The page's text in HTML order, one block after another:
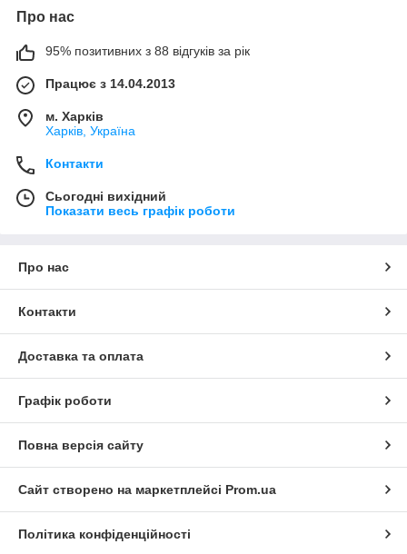
Про нас
95% позитивних з 88 відгуків за рік
Працює з 14.04.2013
м. Харків
Харків, Україна
Контакти
Сьогодні вихідний
Показати весь графік роботи
Про нас
Контакти
Доставка та оплата
Графік роботи
Повна версія сайту
Сайт створено на маркетплейсі Prom.ua
Політика конфіденційності